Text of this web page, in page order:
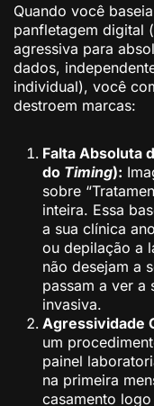
Quando você
panfletagem digital
agressiva para
dados,
individual), você
destroem marcas:
Falta Absoluta
do Timing):
sobre
inteira. Essa
a sua clínica
ou depilação a
não desejam a
passam a ver a
invasiva.
Agressividade
um
painel
na primeira
casamento